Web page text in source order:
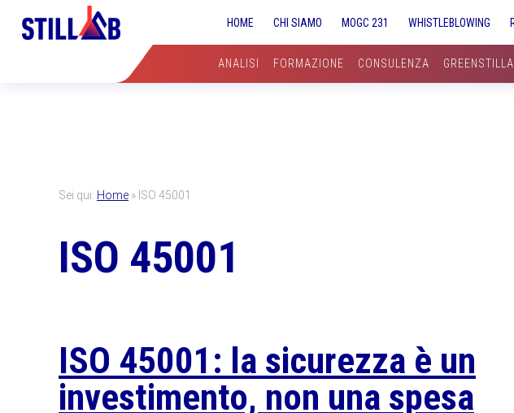
HOME CHI SIAMO MOGC 231 WHISTLEBLOWING
ANALISI
FORMAZIONE CONSULENZA
Sei qui: Home » ISO 45001
ISO 45001
ISO 45001: la sicurezza è un
investimento, non una spesa